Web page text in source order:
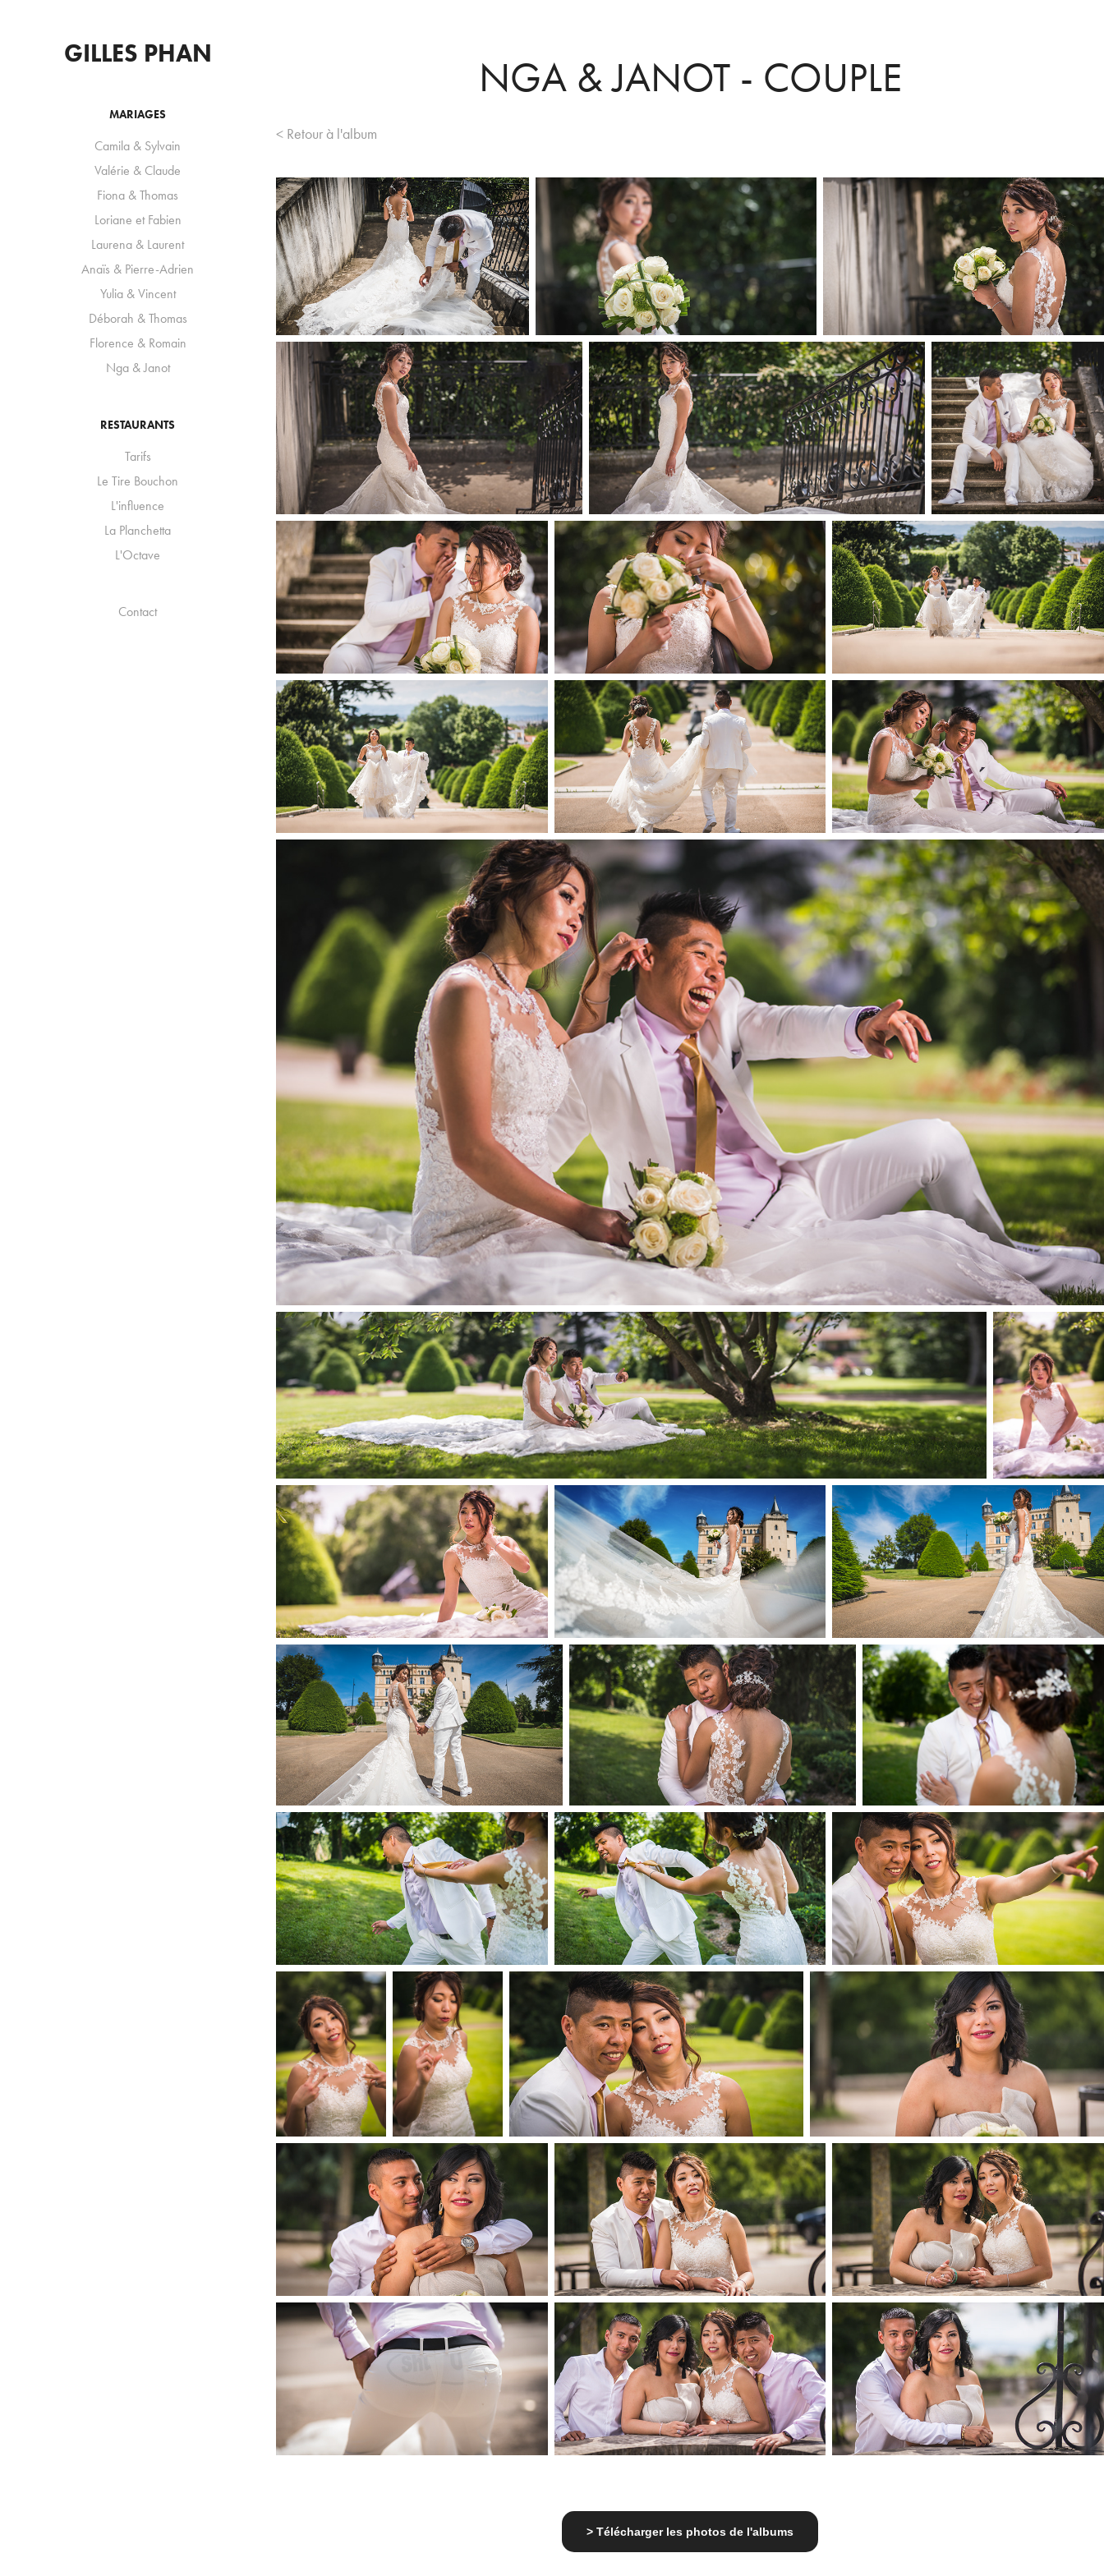
GILLES PHAN
MARIAGES
Camila & Sylvain
Valérie & Claude
Fiona & Thomas
Loriane et Fabien
Laurena & Laurent
Anaïs & Pierre-Adrien
Yulia & Vincent
Déborah & Thomas
Florence & Romain
Nga & Janot
RESTAURANTS
Tarifs
Le Tire Bouchon
L'influence
La Planchetta
L'Octave
Contact
NGA & JANOT - COUPLE
< Retour à l'album
> Télécharger les photos de l'albums